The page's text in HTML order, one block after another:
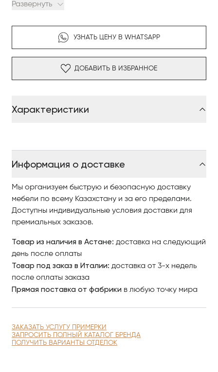
плотностью и покрытие из стиренизированного
Весной: пружинная система с переплетенными
эластичными ремнями, покрытыми резиной.
Подушки: подушки сиденья и подлокотников с
наполнителем из стиренизированного гусиного
пуха и вставкой из полиуретановой пены с
плотностью и покрытием из акрилового волокна.
Ножки: ножки из сатинированной латуни, покрытые
или из сатинированного никеля.
Доступен только в мягких кожах.
Развернуть
УЗНАТЬ ЦЕНУ В WHATSAPP
ДОБАВИТЬ В ИЗБРАННОЕ
Характеристики
Информация о доставке
Мы организуем быструю и безопасную доставку
мебели по всему Казахстану и за его пределами.
Доступны индивидуальные условия доставки для
премиальных заказов.
Товар из наличия в Астане: доставка на следующий
день после оплаты
Товар под заказ в Италии: доставка от 3-х недель
после оплаты заказа
Прямая поставка от фабрики в любую точку мира
ЗАКАЗАТЬ УСЛУГУ ПРИМЕРКИ
ЗАПРОСИТЬ ПОЛНЫЙ КАТАЛОГ БРЕНДА
ПОЛУЧИТЬ ВАРИАНТЫ ОТДЕЛОК